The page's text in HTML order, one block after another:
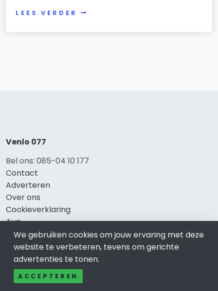
LEES VERDER
Venlo 077
Bel ons: 085-04 10 177
Contact
Adverteren
Over ons
Cookieverklaring
Avg
Privacy
Direct naar
We gebruiken cookies om jouw ervaring met deze
website te verbeteren, tevens om gerichte
advertenties te tonen.
ACCEPTEREN